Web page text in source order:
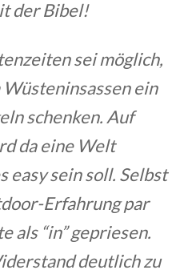
der Bibel!
sei möglich,
ein
schenken. Auf
da eine Welt
easy sein soll. Selbst
Erfahrung par
als “in” gepriesen.
deutlich zu